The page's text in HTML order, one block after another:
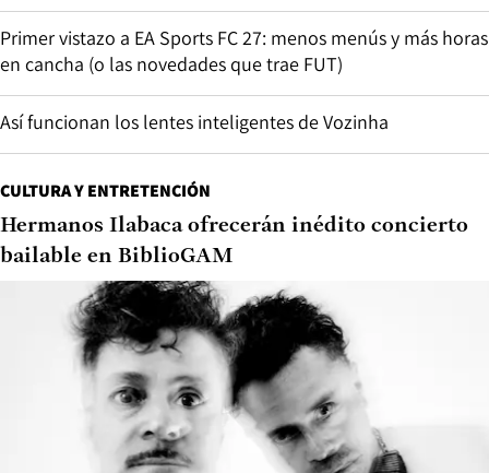
Primer vistazo a EA Sports FC 27: menos menús y más horas
en cancha (o las novedades que trae FUT)
Así funcionan los lentes inteligentes de Vozinha
CULTURA Y ENTRETENCIÓN
Hermanos Ilabaca ofrecerán inédito concierto
bailable en BiblioGAM